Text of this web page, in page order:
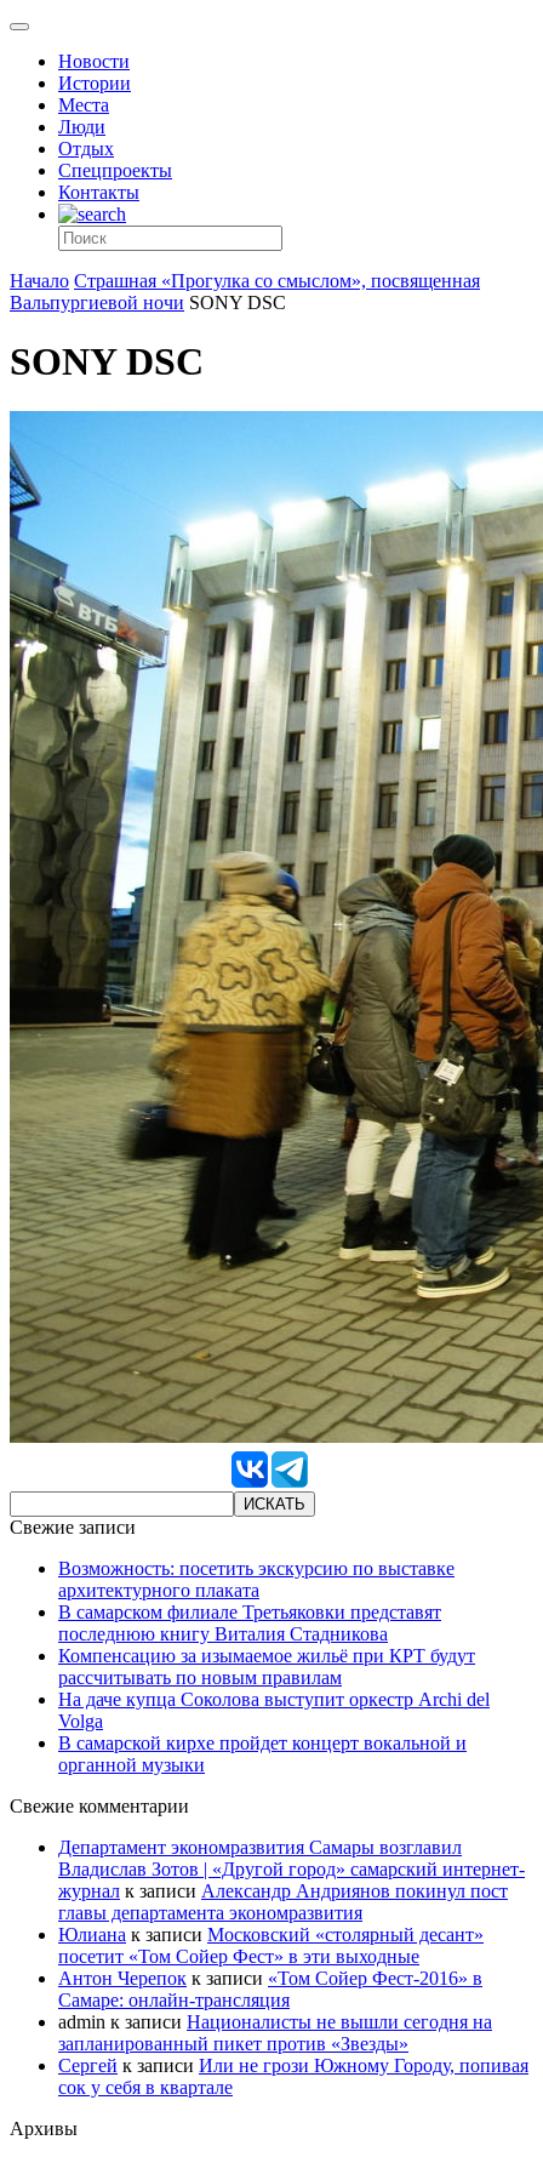
Новости
Истории
Места
Люди
Отдых
Спецпроекты
Контакты
Начало Страшная «Прогулка со смыслом», посвященная
Вальпургиевой ночи SONY DSC
SONY DSC
Свежие записи
Возможность: посетить экскурсию по выставке
архитектурного плаката
В самарском филиале Третьяковки представят
последнюю книгу Виталия Стадникова
Компенсацию за изымаемое жильё при КРТ будут
рассчитывать по новым правилам
На даче купца Соколова выступит оркестр Archi del
Volga
В самарской кирхе пройдет концерт вокальной и
органной музыки
Свежие комментарии
Департамент экономразвития Самары возглавил
Владислав Зотов | «Другой город» самарский интернет-
журнал к записи Александр Андриянов покинул пост
главы департамента экономразвития
Юлиана к записи Московский «столярный десант»
посетит «Том Сойер Фест» в эти выходные
Антон Черепок к записи «Том Сойер Фест-2016» в
Самаре: онлайн-трансляция
admin к записи Националисты не вышли сегодня на
запланированный пикет против «Звезды»
Сергей к записи Или не грози Южному Городу, попивая
сок у себя в квартале
Архивы